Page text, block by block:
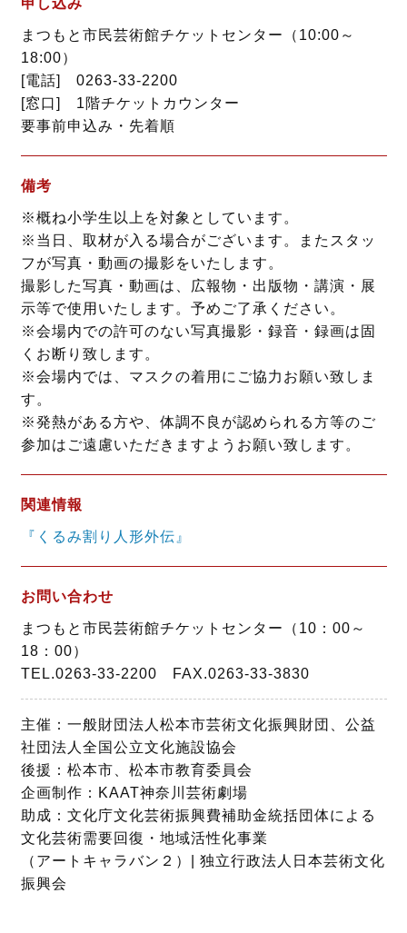
申し込み
まつもと市民芸術館チケットセンター（10:00～
18:00）
[電話] 0263-33-2200
[窓口] 1階チケットカウンター
要事前申込み・先着順
備考
※概ね小学生以上を対象としています。
※当日、取材が入る場合がございます。またスタッ
フが写真・動画の撮影をいたします。
撮影した写真・動画は、広報物・出版物・講演・展
示等で使用いたします。予めご了承ください。
※会場内での許可のない写真撮影・録音・録画は固
くお断り致します。
※会場内では、マスクの着用にご協力お願い致しま
す。
※発熱がある方や、体調不良が認められる方等のご
参加はご遠慮いただきますようお願い致します。
関連情報
『くるみ割り人形外伝』
お問い合わせ
まつもと市民芸術館チケットセンター（10：00～
18：00）
TEL.0263-33-2200 FAX.0263-33-3830
主催：一般財団法人松本市芸術文化振興財団、公益
社団法人全国公立文化施設協会
後援：松本市、松本市教育委員会
企画制作：KAAT神奈川芸術劇場
助成：文化庁文化芸術振興費補助金統括団体による
文化芸術需要回復・地域活性化事業
（アートキャラバン２）| 独立行政法人日本芸術文化
振興会